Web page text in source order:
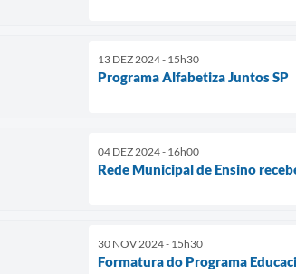
13 DEZ 2024 - 15h30
Programa Alfabetiza Juntos SP
04 DEZ 2024 - 16h00
Rede Municipal de Ensino
30 NOV 2024 - 15h30
Formatura do Programa